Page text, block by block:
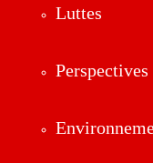
Luttes
Perspectives